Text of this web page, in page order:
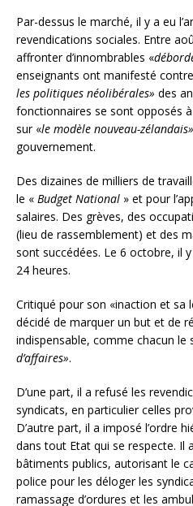
Par-dessus le marché, il y a eu
revendications sociales. Entre
affronter d’innombrables «
enseignants ont manifesté
les politiques néolibérales» des
fonctionnaires se sont opposés
sur «le modèle nouveau-zélandais»
gouvernement.
Des dizaines de milliers de
le « Budget National » et pour
salaires. Des grèves, des
(lieu de rassemblement) et des
sont succédées. Le 6 octobre, il
24 heures.
Critiqué pour son «inaction et sa
décidé de marquer un but et de
indispensable, comme chacun le
d’affaires».
D’une part, il a refusé les
syndicats, en particulier celles
D’autre part, il a imposé l’ordre
dans tout Etat qui se respecte. Il
bâtiments publics, autorisant le
police pour les déloger les
ramassage d’ordures et les